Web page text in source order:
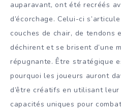
auparavant, ont été recréés
d’écorchage. Celui-ci
couches de chair, de tendons
déchirent et se brisent d’une
répugnante. Être stratégique
pourquoi les joueurs auront
d’être créatifs en utilisant
capacités uniques pour